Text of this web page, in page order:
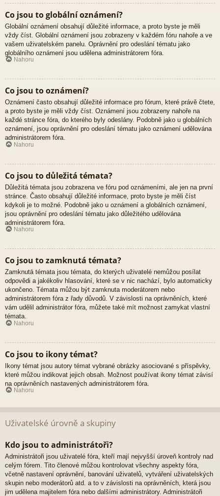
Co jsou to globální oznámení?
Globální oznámení obsahují důležité informace, a proto byste je měli
vždy číst. Globální oznámení jsou zobrazeny v každém fóru nahoře a ve
vašem uživatelském panelu. Oprávnění pro odeslání tématu jako
globálního oznámení jsou udělena administrátorem fóra.
Nahoru
Co jsou to oznámení?
Oznámení často obsahují důležité informace pro fórum, které právě čtete,
a proto byste je měli vždy číst. Oznámení jsou zobrazeny nahoře na
každé stránce fóra, do kterého byly odeslány. Podobně jako u globálních
oznámení, jsou oprávnění pro odeslání tématu jako oznámení udělována
administrátorem fóra.
Nahoru
Co jsou to důležitá témata?
Důležitá témata jsou zobrazena ve fóru pod oznámeními, ale jen na první
stránce. Často obsahují důležité informace, proto byste je měli číst
kdykoli je to možné. Podobně jako u oznámení a globálních oznámení,
jsou oprávnění pro odeslání tématu jako důležitého udělována
administrátorem fóra.
Nahoru
Co jsou to zamknutá témata?
Zamknutá témata jsou témata, do kterých uživatelé nemůžou posílat
odpovědi a jakékoliv hlasování, které se v nic nachází, bylo automaticky
ukončeno. Témata můžou být zamknuta moderátorem nebo
administrátorem fóra z řady důvodů. V závislosti na oprávněních, které
vám udělil administrátor fóra, můžete také mít možnost zamykat vlastní
témata.
Nahoru
Co jsou to ikony témat?
Ikony témat jsou autory témat vybrané obrázky asociované s příspěvky,
které můžou indikovat jejich obsah. Možnost používat ikony témat závisí
na oprávněních nastavených administrátorem fóra.
Nahoru
Uživatelské úrovně a skupiny
Kdo jsou to administrátoři?
Administrátoři jsou uživatelé fóra, kteří mají nejvyšší úroveň kontroly nad
celým fórem. Tito členové můžou kontrolovat všechny aspekty fóra,
včetně nastavení oprávnění, banování uživatelů, vytváření uživatelských
skupin nebo moderátorů atd. a to v závislosti na oprávněních, která jsou
jim udělena majitelem fóra nebo dalšími administrátory. Administrátoři